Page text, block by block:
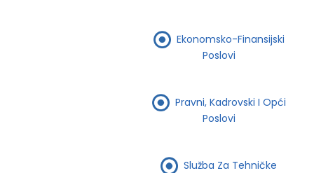
Ekonomsko-Finansijski
Poslovi
Pravni, Kadrovski I Opći
Poslovi
Služba Za Tehničke